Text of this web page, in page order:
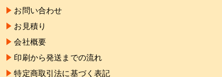
お問い合わせ
お見積り
会社概要
印刷から発送までの流れ
特定商取引法に基づく表記